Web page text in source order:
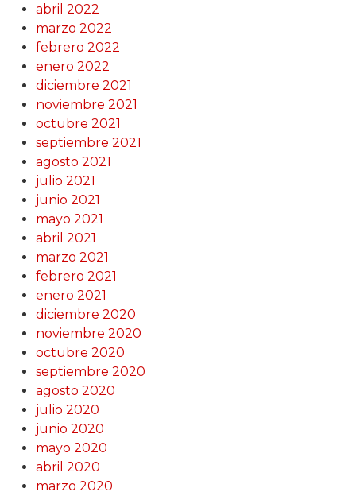
abril 2022
marzo 2022
febrero 2022
enero 2022
diciembre 2021
noviembre 2021
octubre 2021
septiembre 2021
agosto 2021
julio 2021
junio 2021
mayo 2021
abril 2021
marzo 2021
febrero 2021
enero 2021
diciembre 2020
noviembre 2020
octubre 2020
septiembre 2020
agosto 2020
julio 2020
junio 2020
mayo 2020
abril 2020
marzo 2020